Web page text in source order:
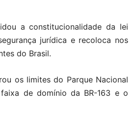
a constitucionalidade da lei
jurídica e recoloca nos
do Brasil.
os limites do Parque Nacional
de domínio da BR-163 e o